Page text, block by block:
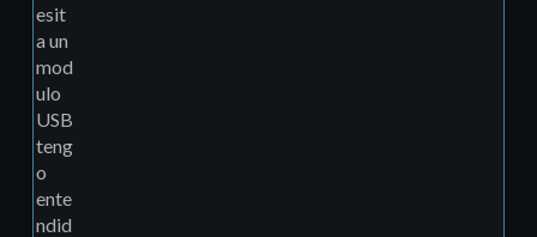
esit
a un
mod
ulo
USB
teng
o
ente
ndid